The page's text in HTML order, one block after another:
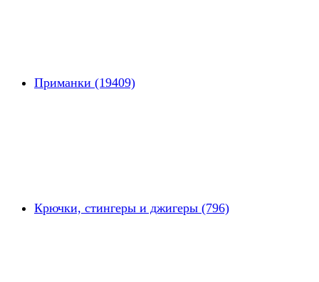
Приманки (19409)
Крючки, стингеры и джигеры (796)